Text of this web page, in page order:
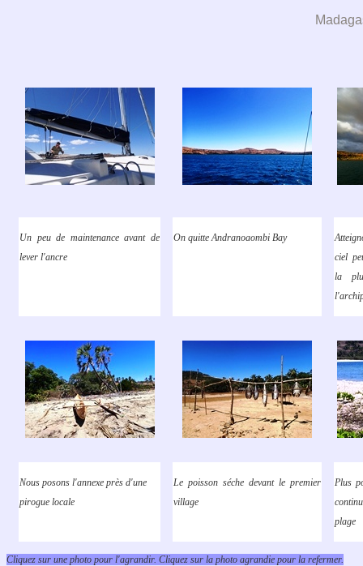
Un peu de maintenance avant de
lever l'ancre
On quitte Andranoaombi Bay
ciel
la
Nous posons l'annexe près d'une
pirogue locale
Le poisson séche devant le premier
village
Plus
plage
Cliquez sur une photo pour l'agrandir. Cliquez sur la photo agrandie pour la refermer.